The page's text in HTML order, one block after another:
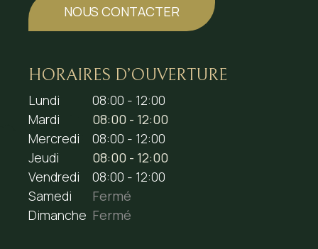
NOUS CONTACTER
HORAIRES D’OUVERTURE
Lundi
08:00 - 12:00
Mardi
08:00 - 12:00
Mercredi
08:00 - 12:00
Jeudi
08:00 - 12:00
Vendredi
08:00 - 12:00
Samedi
Fermé
Dimanche Fermé